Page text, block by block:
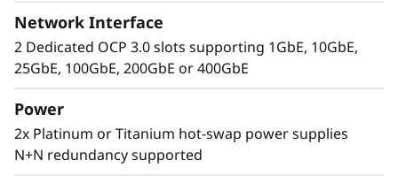
reciente memoria DDR5. La nueva tecnología
PCIe Gen5 elimina los cuellos de botella desde
las ranuras de ampliación hasta las unidades
generación más*. Admite hasta dos GPU de
tamaño completo y calidad empresarial y las
32 unidades NVMe E3.S 1T o 24 de 2,5” con
Network Interface
2 Dedicated OCP 3.0 slots supporting 1GbE, 10GbE,
25GbE, 100GbE, 200GbE or 400GbE
Power
2x Platinum or Titanium hot-swap power supplies
N+N redundancy supported